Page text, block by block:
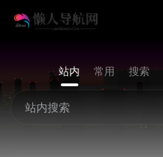
站内 常用 搜索